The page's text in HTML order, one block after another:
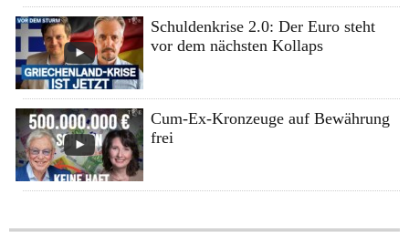
Schuldenkrise 2.0: Der Euro steht
vor dem nächsten Kollaps
Cum-Ex-Kronzeuge auf Bewährung
frei